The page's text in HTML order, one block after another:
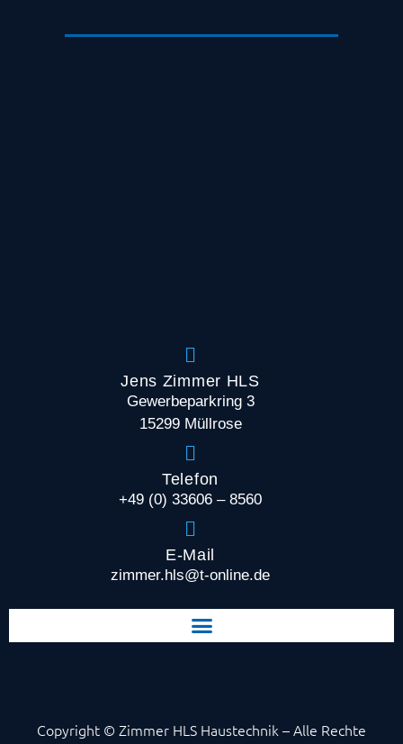
Jens Zimmer HLS
Gewerbeparkring 3
15299 Müllrose
Telefon
+49 (0) 33606 – 8560
E-Mail
zimmer.hls@t-online.de
Copyright © Zimmer HLS Haustechnik – Alle Rechte